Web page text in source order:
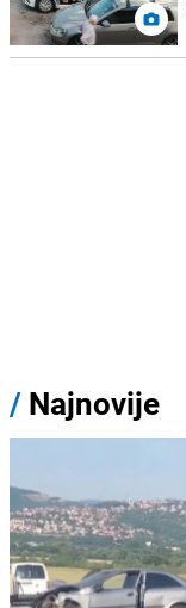
/ Najnovije